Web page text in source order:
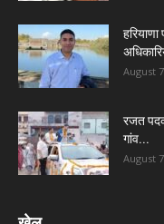
August
रजत
गांव...
August